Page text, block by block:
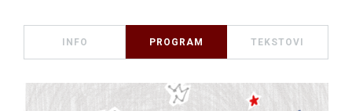
INFO PROGRAM TEKSTOVI